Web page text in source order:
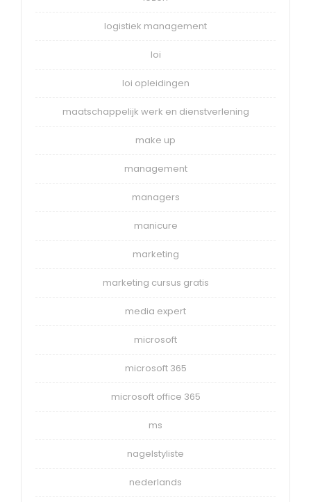
logistiek management
loi
loi opleidingen
maatschappelijk werk en dienstverlening
make up
management
managers
manicure
marketing
marketing cursus gratis
media expert
microsoft
microsoft 365
microsoft office 365
ms
nagelstyliste
nederlands